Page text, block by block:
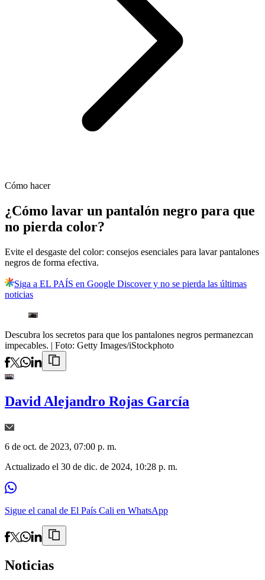
Cómo hacer
¿Cómo lavar un pantalón negro para que
no pierda color?
Evite el desgaste del color: consejos esenciales para lavar pantalones
negros de forma efectiva.
Siga a EL PAÍS en Google Discover y no se pierda las últimas
noticias
Descubra los secretos para que los pantalones negros permanezcan
impecables. | Foto: Getty Images/iStockphoto
David Alejandro Rojas García
6 de oct. de 2023, 07:00 p. m.
Actualizado el 30 de dic. de 2024, 10:28 p. m.
Sigue el canal de El País Cali en WhatsApp
Noticias